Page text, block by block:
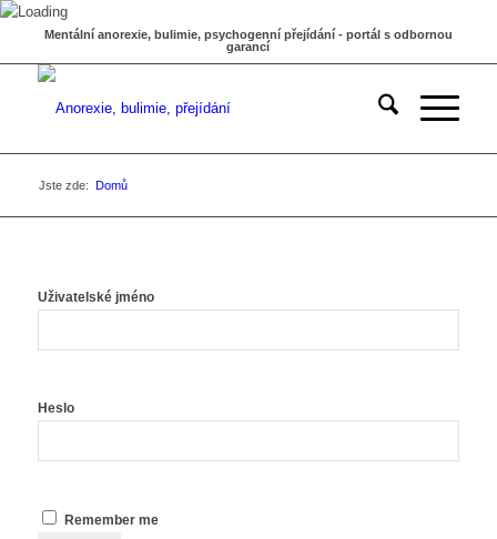
Mentální anorexie, bulimie, psychogenní přejídání - portál s odbornou
garancí
Jste zde: Domů
Uživatelské jméno
Heslo
Remember me